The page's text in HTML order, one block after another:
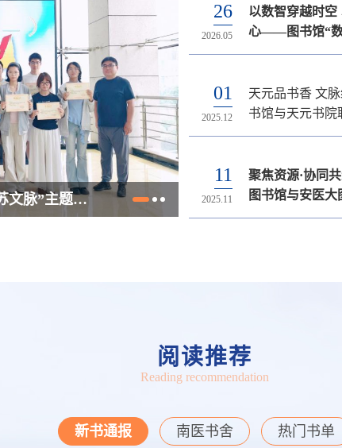
26
2026.05
以数智穿越时空
心——图书馆“数
心”数字资源嘉
01
2025.12
天元品书香 文
书馆与天元书院
推广活动
11
2025.11
聚焦资源·协同
图书馆与安医
子资源建设专题
04
2026.06
关于举办2026年
买，欢乐送”（
动的通知
30
2026.03
关于2026年清
安排的通知
14
2026.01
关于2026年寒
排的通知
用通知
24
2026.04
最新资源 |
动式人体解剖学
知
16
2026.04
最新资源 | 《复
开通试用通知
19
2025.12
最新资源 | 元阅
开通试用通知
大赛通知 2026年春季线上图采会
23
2026.03
2026年春季线
27
2025.10
2025年图书馆
座开讲啦
11
2025.09
高效检索，精
CINAHL护理学
训
图书馆党支部召开2025年支部书记党建述职暨学习贯彻党的二十届四中全会精神专题研讨会
19
2025.11
梅园追思忆峥嵘
程 ——图书馆党
园新村纪念馆开
26
2025.09
图书馆党支部召
央八项规定精神
暨集中学习会
18
2025.06
图书馆党支部开
心桥 创新科普惠
活动
阅读推荐
Reading recommendation
新书通报 南医书舍 热门书单